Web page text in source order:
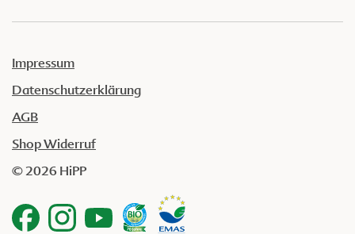
Impressum
Datenschutzerklärung
AGB
Shop Widerruf
© 2026 HiPP